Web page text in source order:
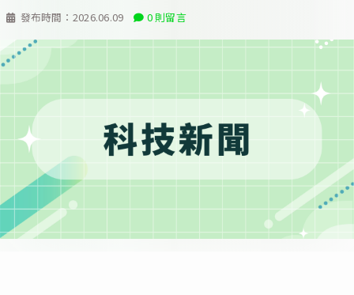
發布時間： 2026.06.09 0 則留言